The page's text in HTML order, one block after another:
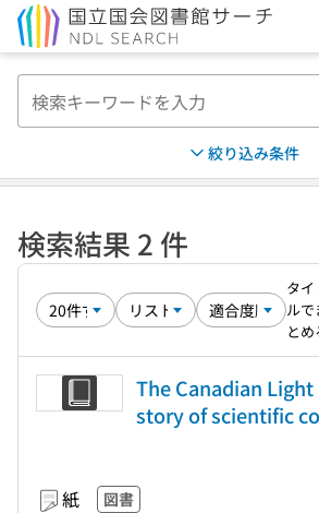
絞り込み条件
検索結果 2 件
タイ
ルで
とめ
The Canadian Light
story of scientific
紙 図書